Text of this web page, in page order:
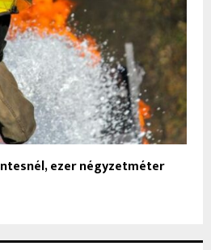
ezer négyzetméter